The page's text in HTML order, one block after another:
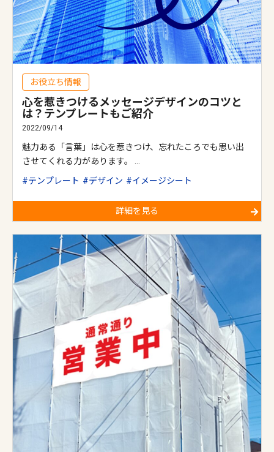
お役立ち情報
心を惹きつけるメッセージデザインのコツと
は？テンプレートもご紹介
2022/09/14
魅力ある「言葉」は心を惹きつけ、忘れたころでも思い出
させてくれる力があります。 …
テンプレート
デザイン イメージシート
詳細を見る